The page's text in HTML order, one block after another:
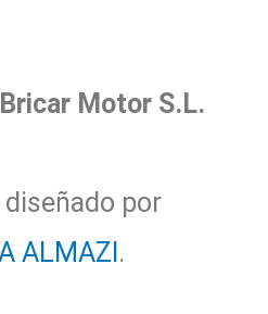
Motor S.L.
por
ALMAZI .